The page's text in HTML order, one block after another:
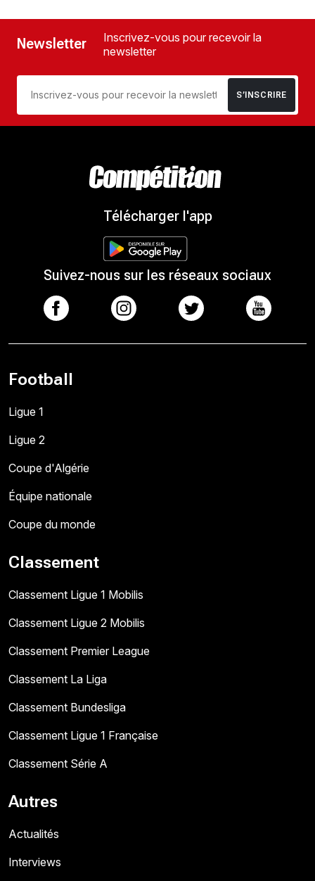
Newsletter
Inscrivez-vous pour recevoir la
newsletter
S’INSCRIRE
Télécharger l'app
Suivez-nous sur les réseaux sociaux
Football
Ligue 1
Ligue 2
Coupe d'Algérie
Équipe nationale
Coupe du monde
Classement
Classement Ligue 1 Mobilis
Classement Ligue 2 Mobilis
Classement Premier League
Classement La Liga
Classement Bundesliga
Classement Ligue 1 Française
Classement Série A
Autres
Actualités
Interviews